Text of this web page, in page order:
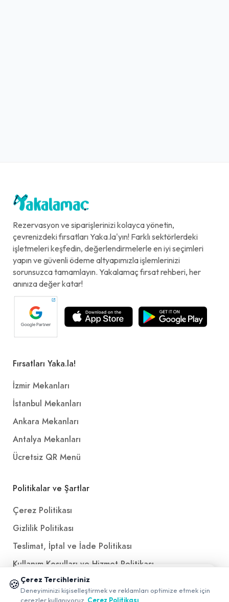
Rezervasyon ve siparişlerinizi kolayca yönetin,
çevrenizdeki fırsatları Yaka.la'yın! Farklı sektörlerdeki
işletmeleri keşfedin, değerlendirmelerle en iyi seçimleri
yapın ve güvenli ödeme altyapımızla işlemlerinizi
sorunsuzca tamamlayın. Yakalamaç fırsat rehberi, her
anınıza değer katar!
Fırsatları Yaka.la!
İzmir Mekanları
İstanbul Mekanları
Ankara Mekanları
Antalya Mekanları
Ücretsiz QR Menü
Politikalar ve Şartlar
Çerez Politikası
Gizlilik Politikası
Teslimat, İptal ve İade Politikası
Kullanım Koşulları ve Hizmet Politikası
KVKK Politikası
🍪 Çerez Tercihleriniz
Deneyiminizi kişiselleştirmek ve reklamları optimize etmek için
çerezler kullanıyoruz. Çerez Politikası
📱 Mobil uygulamamızı keşfedin!
✖